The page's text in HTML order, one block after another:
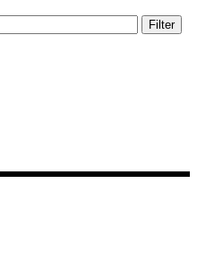
Filter